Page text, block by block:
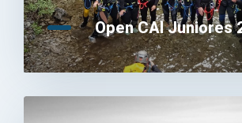
Open CAI Juniores